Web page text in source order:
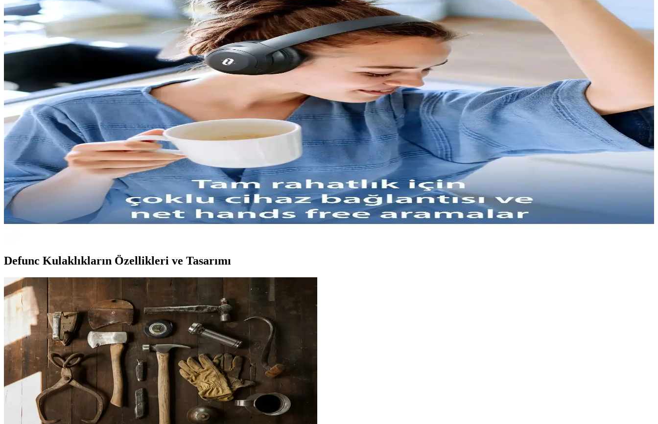
Farklı kulaklık pedleri materyalleri ve özellikleriyle konfor, dayanıklılık ve ses izolasyonu açısından karşılaştırıldı. En uygun ped seçimi için detaylı rehber.
Yüksek Kaliteli Ses Özelliklerine Sahip Kulaklıkların Teknik Özellikleri ve Seçim İpuçları
Yüksek kaliteli kulaklıklar, gelişmiş teknik özellikleri ve sürücü teknolojileri sayesinde net ve detaylı ses iletimi sağlar, müzik ve film deneyiminizi artırır.
Anker Kablosuz Kulaklıklar ve Uzun Pil Ömrü ile Günlük Kullanım Kolaylığı
Anker kablosuz kulaklıklar, uzun pil ömrü ve yüksek enerji verimliliği ile günlük kullanımda öne çıkar, hafif tasarımıyla konfor sağlar ve çeşitli uygulamalarda pratik çözümler sunar.
Samsung Galaxy Buds FE Kulaklık İncelemesi: Tasarım, Performans ve Özellikler
Samsung Galaxy Buds FE, tasarımı ve teknik özellikleriyle dikkat çeken kablosuz kulaklık. Ses kalitesi, pil ömrü ve uyumluluk gibi detaylar hakkında genel bilgiler sunuluyor.
Kablosuz Kulaklıklar: Özellikleri, Teknolojileri ve En Güncel Modeller Hakkında Detaylı Bilgi
Kablosuz kulaklıklar, kullanım kolaylığı ve gelişmiş özellikleriyle öne çıkıyor. Ses kalitesi, pil ömrü ve teknolojik yenilikler hakkında detaylı bilgiler içerir.
Kulaklık Seçiminde Teknik Özellikler ve Kalite Unsurları Analizi
Kulaklık seçiminde ses kalitesi, bağlantı özellikleri ve dayanıklılık gibi faktörler önemli. Bu özellikler, kullanıcı deneyimini artırır ve uzun vadeli memnuniyet sağlar.
Taotronics Kablosuz Kulaklıkların Hız ve Kalite Değerlendirmesi
Defunc Kulaklıkların Özellikleri ve Tasarımı